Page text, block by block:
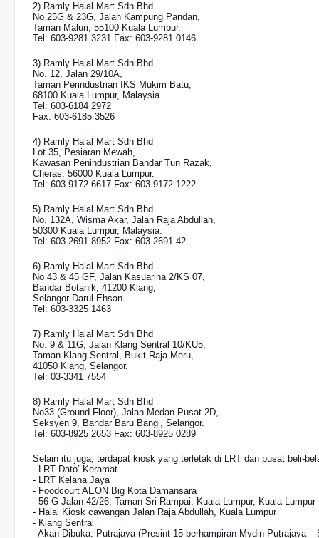
2) Ramly Halal Mart Sdn Bhd
No 25G & 23G, Jalan Kampung Pandan,
Taman Maluri, 55100 Kuala Lumpur.
Tel: 603-9281 3231 Fax: 603-9281 0146
3) Ramly Halal Mart Sdn Bhd
No. 12, Jalan 29/10A,
Taman Perindustrian IKS Mukim Batu,
68100 Kuala Lumpur, Malaysia.
Tel: 603-6184 2972
Fax: 603-6185 3526
4) Ramly Halal Mart Sdn Bhd
Lot 35, Pesiaran Mewah,
Kawasan Penindustrian Bandar Tun Razak,
Cheras, 56000 Kuala Lumpur.
Tel: 603-9172 6617 Fax: 603-9172 1222
5) Ramly Halal Mart Sdn Bhd
No. 132A, Wisma Akar, Jalan Raja Abdullah,
50300 Kuala Lumpur, Malaysia.
Tel: 603-2691 8952 Fax: 603-2691 42
6) Ramly Halal Mart Sdn Bhd
No 43 & 45 GF, Jalan Kasuarina 2/KS 07,
Bandar Botanik, 41200 Klang,
Selangor Darul Ehsan.
Tel: 603-3325 1463
7) Ramly Halal Mart Sdn Bhd
No. 9 & 11G, Jalan Klang Sentral 10/KU5,
Taman Klang Sentral, Bukit Raja Meru,
41050 Klang, Selangor.
Tel: 03-3341 7554
8) Ramly Halal Mart Sdn Bhd
No33 (Ground Floor), Jalan Medan Pusat 2D,
Seksyen 9, Bandar Baru Bangi, Selangor.
Tel: 603-8925 2653 Fax: 603-8925 0289
Selain itu juga, terdapat kiosk yang terletak di LRT dan pusat beli-
- LRT Dato’ Keramat
- LRT Kelana Jaya
- Foodcourt AEON Big Kota Damansara
- 56-G Jalan 42/26, Taman Sri Rampai, Kuala Lumpur, Kuala Lumpur
- Halal Kiosk cawangan Jalan Raja Abdullah, Kuala Lumpur
- Klang Sentral
- Akan Dibuka: Putrajaya (Presint 15 berhampiran Mydin Putrajaya –